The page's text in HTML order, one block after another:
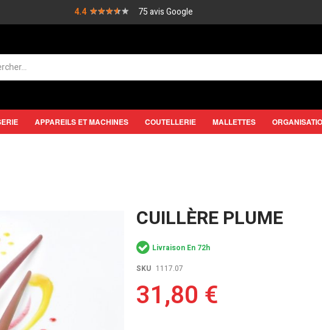
4.4 ★★★★★
★★★★★ 75 avis Google
APPAREILS ET MACHINES COUTELLERIE MALLETTES
CUILLÈRE PLUME
Livraison En 72h
SKU 1117.07
31,80 €